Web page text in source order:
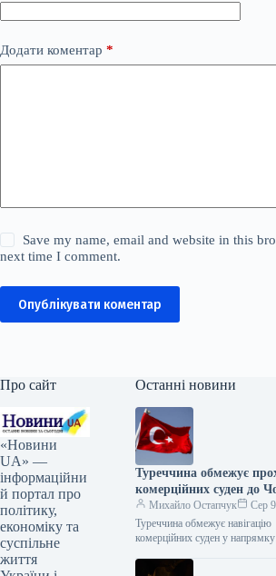
Додати коментар *
Save my name, email and website in this
next time I comment.
Опублікувати коментар
Про сайт
«Новини
UA» —
інформаційни
й портал про
політику,
економіку та
суспільне
життя
Останні новини
Туреччина обмежує
комерційних суден до
моряМихайло Остапчук
Сер
Туреччина обмежує навігацію
комерційних суден у напрямку
16:33 Укрінформ Туреччина